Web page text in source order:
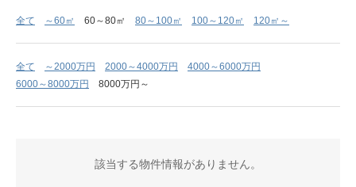
全て ～60㎡ 60～80㎡ 80～100㎡ 100～120㎡ 120㎡～
全て ～2000万円 2000～4000万円
4000～6000万円
6000～8000万円
8000万円～
該当する物件情報がありません。